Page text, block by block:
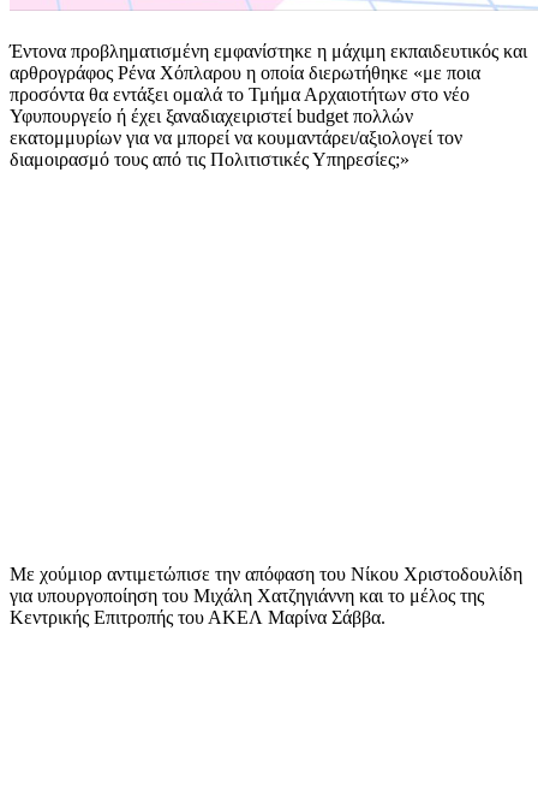
Έντονα προβληματισμένη εμφανίστηκε η μάχιμη εκπαιδευτικός και
αρθρογράφος Ρένα Χόπλαρου η οποία διερωτήθηκε «με ποια
προσόντα θα εντάξει ομαλά το Τμήμα Αρχαιοτήτων στο νέο
Υφυπουργείο ή έχει ξαναδιαχειριστεί budget πολλών
εκατομμυρίων για να μπορεί να κουμαντάρει/αξιολογεί τον
διαμοιρασμό τους από τις Πολιτιστικές Υπηρεσίες;»
Με χούμιορ αντιμετώπισε την απόφαση του Νίκου Χριστοδουλίδη
για υπουργοποίηση του Μιχάλη Χατζηγιάννη και το μέλος της
Κεντρικής Επιτροπής του ΑΚΕΛ Μαρίνα Σάββα.